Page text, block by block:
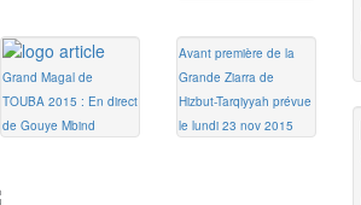
Grand Magal de
TOUBA 2015 : En direct
de Gouye Mbind
Avant première de la
Grande Ziarra de
Hizbut-Tarqiyyah prévue
le lundi 23 nov 2015